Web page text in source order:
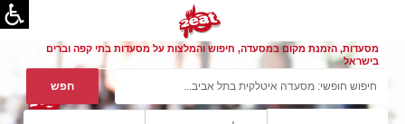
מסעדות, הזמנת מקום במסעדה, חיפוש והמלצות על מסעדות בתי קפה וברים
בישראל